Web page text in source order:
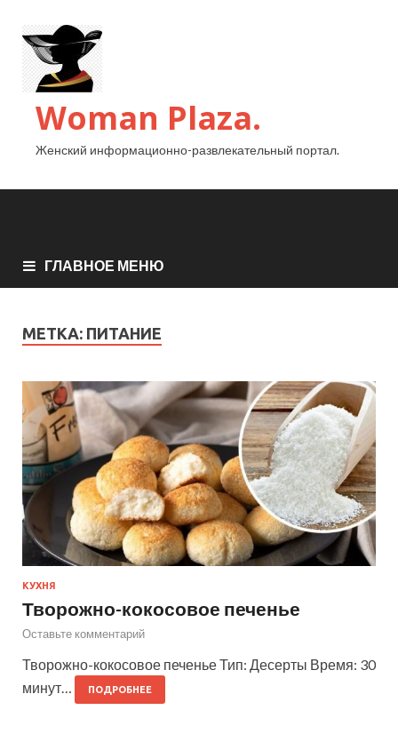
Woman Plaza.
Женский информационно-развлекательный портал.
ГЛАВНОЕ МЕНЮ
МЕТКА: ПИТАНИЕ
КУХНЯ
Творожно-кокосовое печенье
Оставьте комментарий
Творожно-кокосовое печенье Тип: Десерты Время: 30
минут…
ПОДРОБНЕЕ